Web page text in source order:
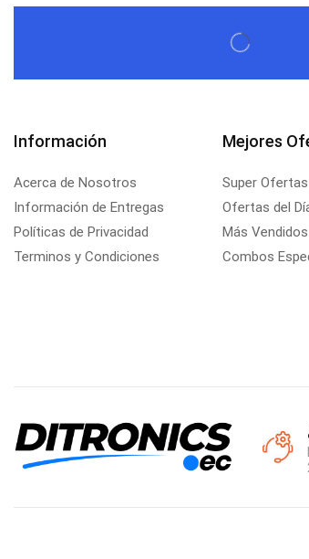
Información
Acerca de Nosotros
Información de Entregas
Políticas de Privacidad
Terminos y Condiciones
Mejores
Super
Ofertas del
Más Vendidos
Combos